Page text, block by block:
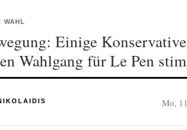
WAHL
Einige Konservative
Wahlgang für Le Pen
Mo,